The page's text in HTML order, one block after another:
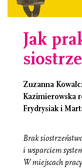
Jak
Zuzanna
Kazimierowska
Frydrysiak i
Brak
i wsparciem
W miejscach